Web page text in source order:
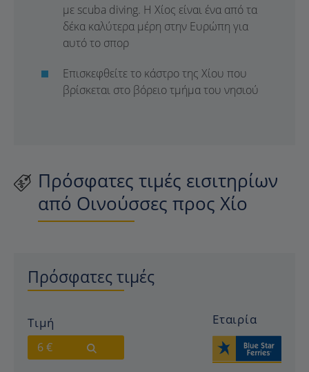
με scuba diving. Η Χίος είναι ένα από τα
δέκα καλύτερα μέρη στην Ευρώπη για
αυτό το σπορ
Επισκεφθείτε το κάστρο της Χίου που
βρίσκεται στο βόρειο τμήμα του νησιού
Πρόσφατες τιμές εισιτηρίων
από Οινούσσες προς Χίο
Πρόσφατες τιμές
Τιμή
6 €
Εταιρία